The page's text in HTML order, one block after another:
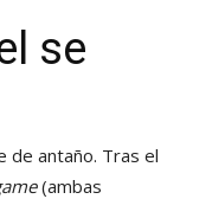
se
de antaño. Tras el
(ambas